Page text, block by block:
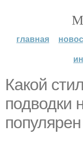
главная
Какой
подводки